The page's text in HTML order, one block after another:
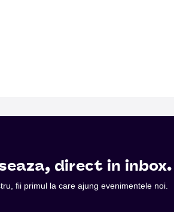
direct in inbox.
fii primul la care ajung evenimentele noi.